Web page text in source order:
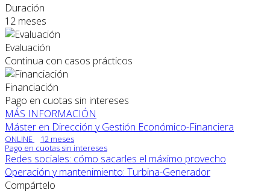
Duración
12 meses
Evaluación
Continua con casos prácticos
Financiación
Pago en cuotas sin intereses
MÁS INFORMACIÓN
Máster en Dirección y Gestión Económico-Financiera
ONLINE
12 meses
Pago en cuotas sin intereses
Redes sociales: cómo sacarles el máximo provecho
Operación y mantenimiento: Turbina-Generador
Compártelo